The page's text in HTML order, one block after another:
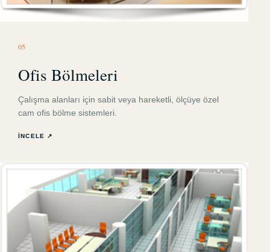
05
Ofis Bölmeleri
Çalışma alanları için sabit veya hareketli, ölçüye özel
cam ofis bölme sistemleri.
İNCELE ↗